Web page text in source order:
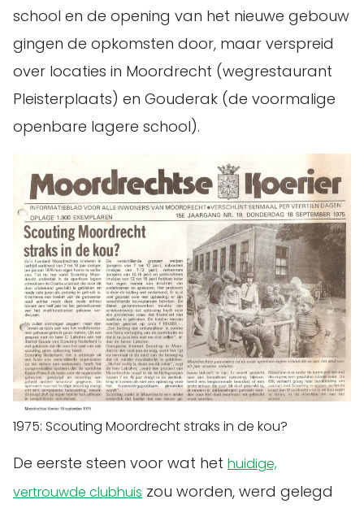
school en de opening van het nieuwe gebouw
gingen de opkomsten door, maar verspreid
over locaties in Moordrecht (wegrestaurant
Pleisterplaats) en Gouderak (de voormalige
openbare lagere school).
1975: Scouting Moordrecht straks in de kou?
De eerste steen voor wat het huidige,
vertrouwde clubhuis zou worden, werd gelegd